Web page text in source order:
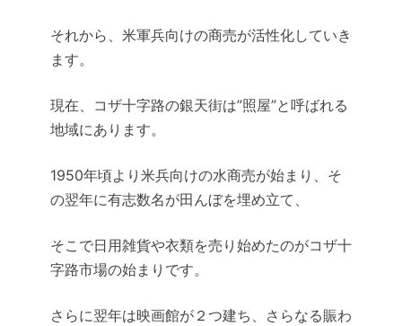
それから、米軍兵向けの商売が活性化していき
ます。
現在、コザ十字路の銀天街は”照屋”と呼ばれる
地域にあります。
1950年頃より米兵向けの水商売が始まり、そ
の翌年に有志数名が田んぼを埋め立て、
そこで日用雑貨や衣類を売り始めたのがコザ十
字路市場の始まりです。
さらに翌年は映画館が２つ建ち、さらなる賑わ